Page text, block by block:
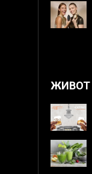
ЖИВОТ